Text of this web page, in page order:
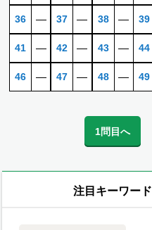
36 ―
41 ―
46 ―
37 ―
42 ―
47 ―
38 ―
43 ―
48 ―
39
44
49
1問目へ
注目キーワード